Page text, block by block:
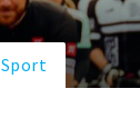
Sport